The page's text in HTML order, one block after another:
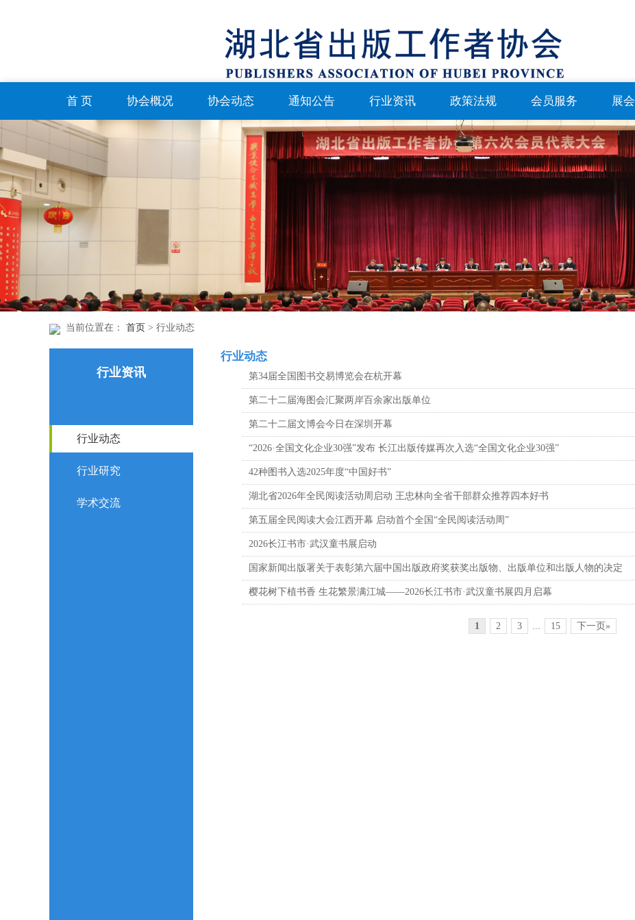
首 页 协会概况 协会动态 通知公告 行业资讯 政策法规 会员服务 展会
当前位置在： 首页 > 行业动态
行业资讯
行业动态
行业研究
学术交流
行业动态
第34届全国图书交易博览会在杭开幕
第二十二届海图会汇聚两岸百余家出版单位
第二十二届文博会今日在深圳开幕
“2026·全国文化企业30强”发布 长江出版传媒再次入选“全国文化企业30强”
42种图书入选2025年度“中国好书”
湖北省2026年全民阅读活动周启动 王忠林向全省干部群众推荐四本好书
第五届全民阅读大会江西开幕 启动首个全国“全民阅读活动周”
2026长江书市·武汉童书展启动
国家新闻出版署关于表彰第六届中国出版政府奖获奖出版物、出版单位和出版人物的决定
樱花树下植书香 生花繁景满江城——2026长江书市·武汉童书展四月启幕
1 2 3 ... 15 下一页»